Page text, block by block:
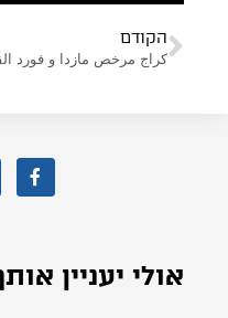
הקודם
אולי יעניין